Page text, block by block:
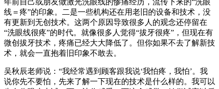
线＝疼”的印象。二是一些机构还在用老旧的设备和技术，没
有更新到无创技术。这两个原因导致很多人的观念还停留在
“洗眼线很疼”的时代。就像很多人觉得“拔牙很疼”，但现在有
微创拔牙技术，疼痛已经大大降低了。但你如果不去了解新技
术，就会一直抱着旧印象不敢去。
吴秋辰老师说：“我经常遇到顾客跟我说‘我怕疼，我怕’。我
说你先不要怕，先来了解一下现在的技术是什么样的。我可以